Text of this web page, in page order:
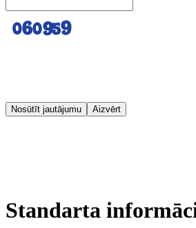
Nosūtīt jautājumu Aizvērt
Standarta